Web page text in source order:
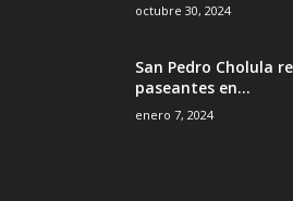
octubre 30, 2024
San Pedro Cholula
paseantes en...
enero 7, 2024